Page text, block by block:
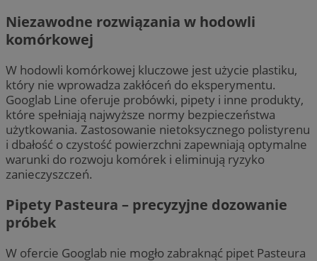
Niezawodne rozwiązania w hodowli
komórkowej
W hodowli komórkowej kluczowe jest użycie plastiku,
który nie wprowadza zakłóceń do eksperymentu.
Googlab Line oferuje probówki, pipety i inne produkty,
które spełniają najwyższe normy bezpieczeństwa
użytkowania. Zastosowanie nietoksycznego polistyrenu
i dbałość o czystość powierzchni zapewniają optymalne
warunki do rozwoju komórek i eliminują ryzyko
zanieczyszczeń.
Pipety Pasteura – precyzyjne dozowanie
próbek
W ofercie Googlab nie mogło zabraknąć pipet Pasteura